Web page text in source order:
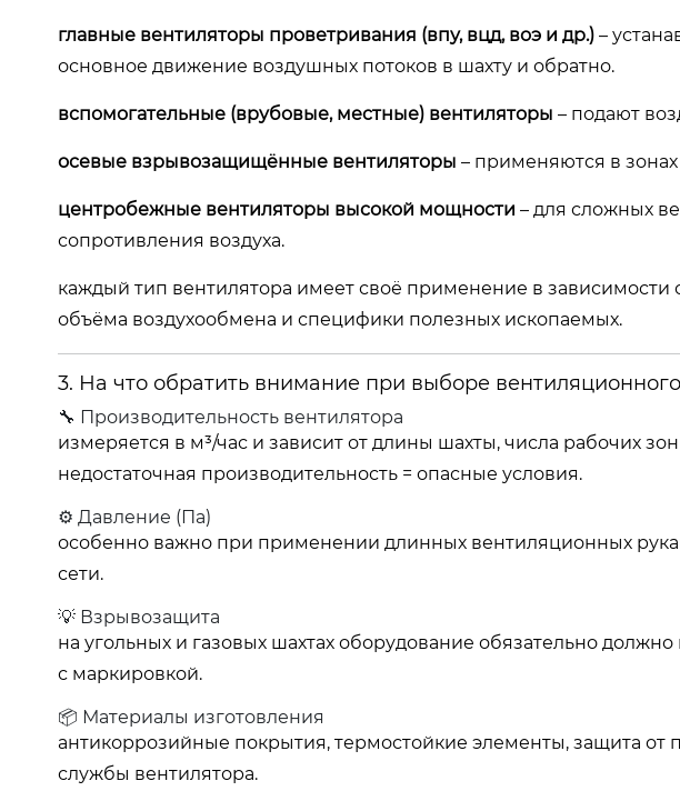
главные вентиляторы проветривания (впу, вцд, воэ и др.) –
основное движение воздушных потоков в шахту и обратно.
вспомогательные (врубовые, местные) вентиляторы – подают
осевые взрывозащищённые вентиляторы – применяются в
центробежные вентиляторы высокой мощности – для сложных
сопротивления воздуха.
каждый тип вентилятора имеет своё применение в зависимости
объёма воздухообмена и специфики полезных ископаемых.
3. На что обратить внимание при выборе
🔧 Производительность вентилятора
измеряется в м³/час и зависит от длины шахты, числа рабочих
недостаточная производительность = опасные условия.
⚙ Давление (Па)
особенно важно при применении длинных вентиляционных
сети.
💡 Взрывозащита
на угольных и газовых шахтах оборудование обязательно должно
с маркировкой.
📦 Материалы изготовления
антикоррозийные покрытия, термостойкие элементы, защита от
службы вентилятора.